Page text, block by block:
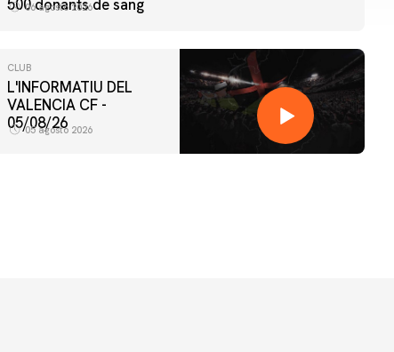
500 donants de sang
06 agosto 2026
CLUB
L'INFORMATIU DEL
VALENCIA CF -
05/08/26
05 agosto 2026